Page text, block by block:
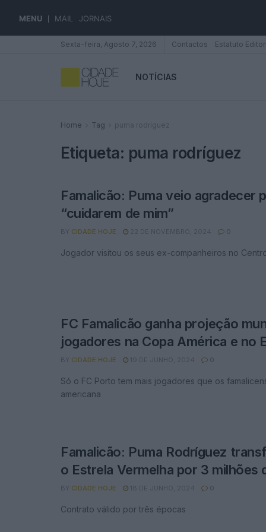
MENU MAIL JORNAIS
Sexta-feira, Agosto 7, 2026 Contactos Estatuto
NOTÍCIAS
Home Tag puma rodríguez
Etiqueta: puma rodríguez
Famalicão: Puma veio agradecer
“cuidarem de mim”
BY CIDADE HOJE 22 DE NOVEMBRO, 2024 0
Jogador visitou os seus ex-companheiros no
FC Famalicão ganha projeção
jogadores na Copa América e no
BY CIDADE HOJE 19 DE JUNHO, 2024 0
Só o FC Porto tem mais jogadores que os
americana
Famalicão: Puma Rodríguez
o Estrela Vermelha por 3 milhões
BY CIDADE HOJE 18 DE JUNHO, 2024 0
Contrato válido por três épocas